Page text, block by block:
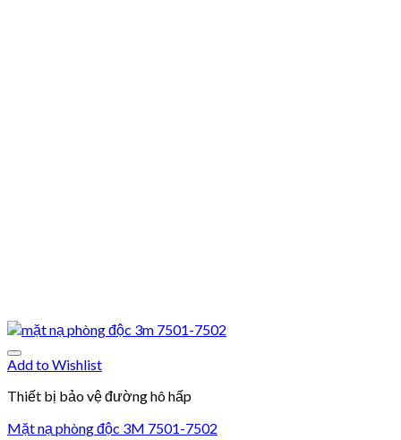
Add to Wishlist
Thiết bị bảo vệ đường hô hấp
Mặt nạ phòng độc 3M 7501-7502